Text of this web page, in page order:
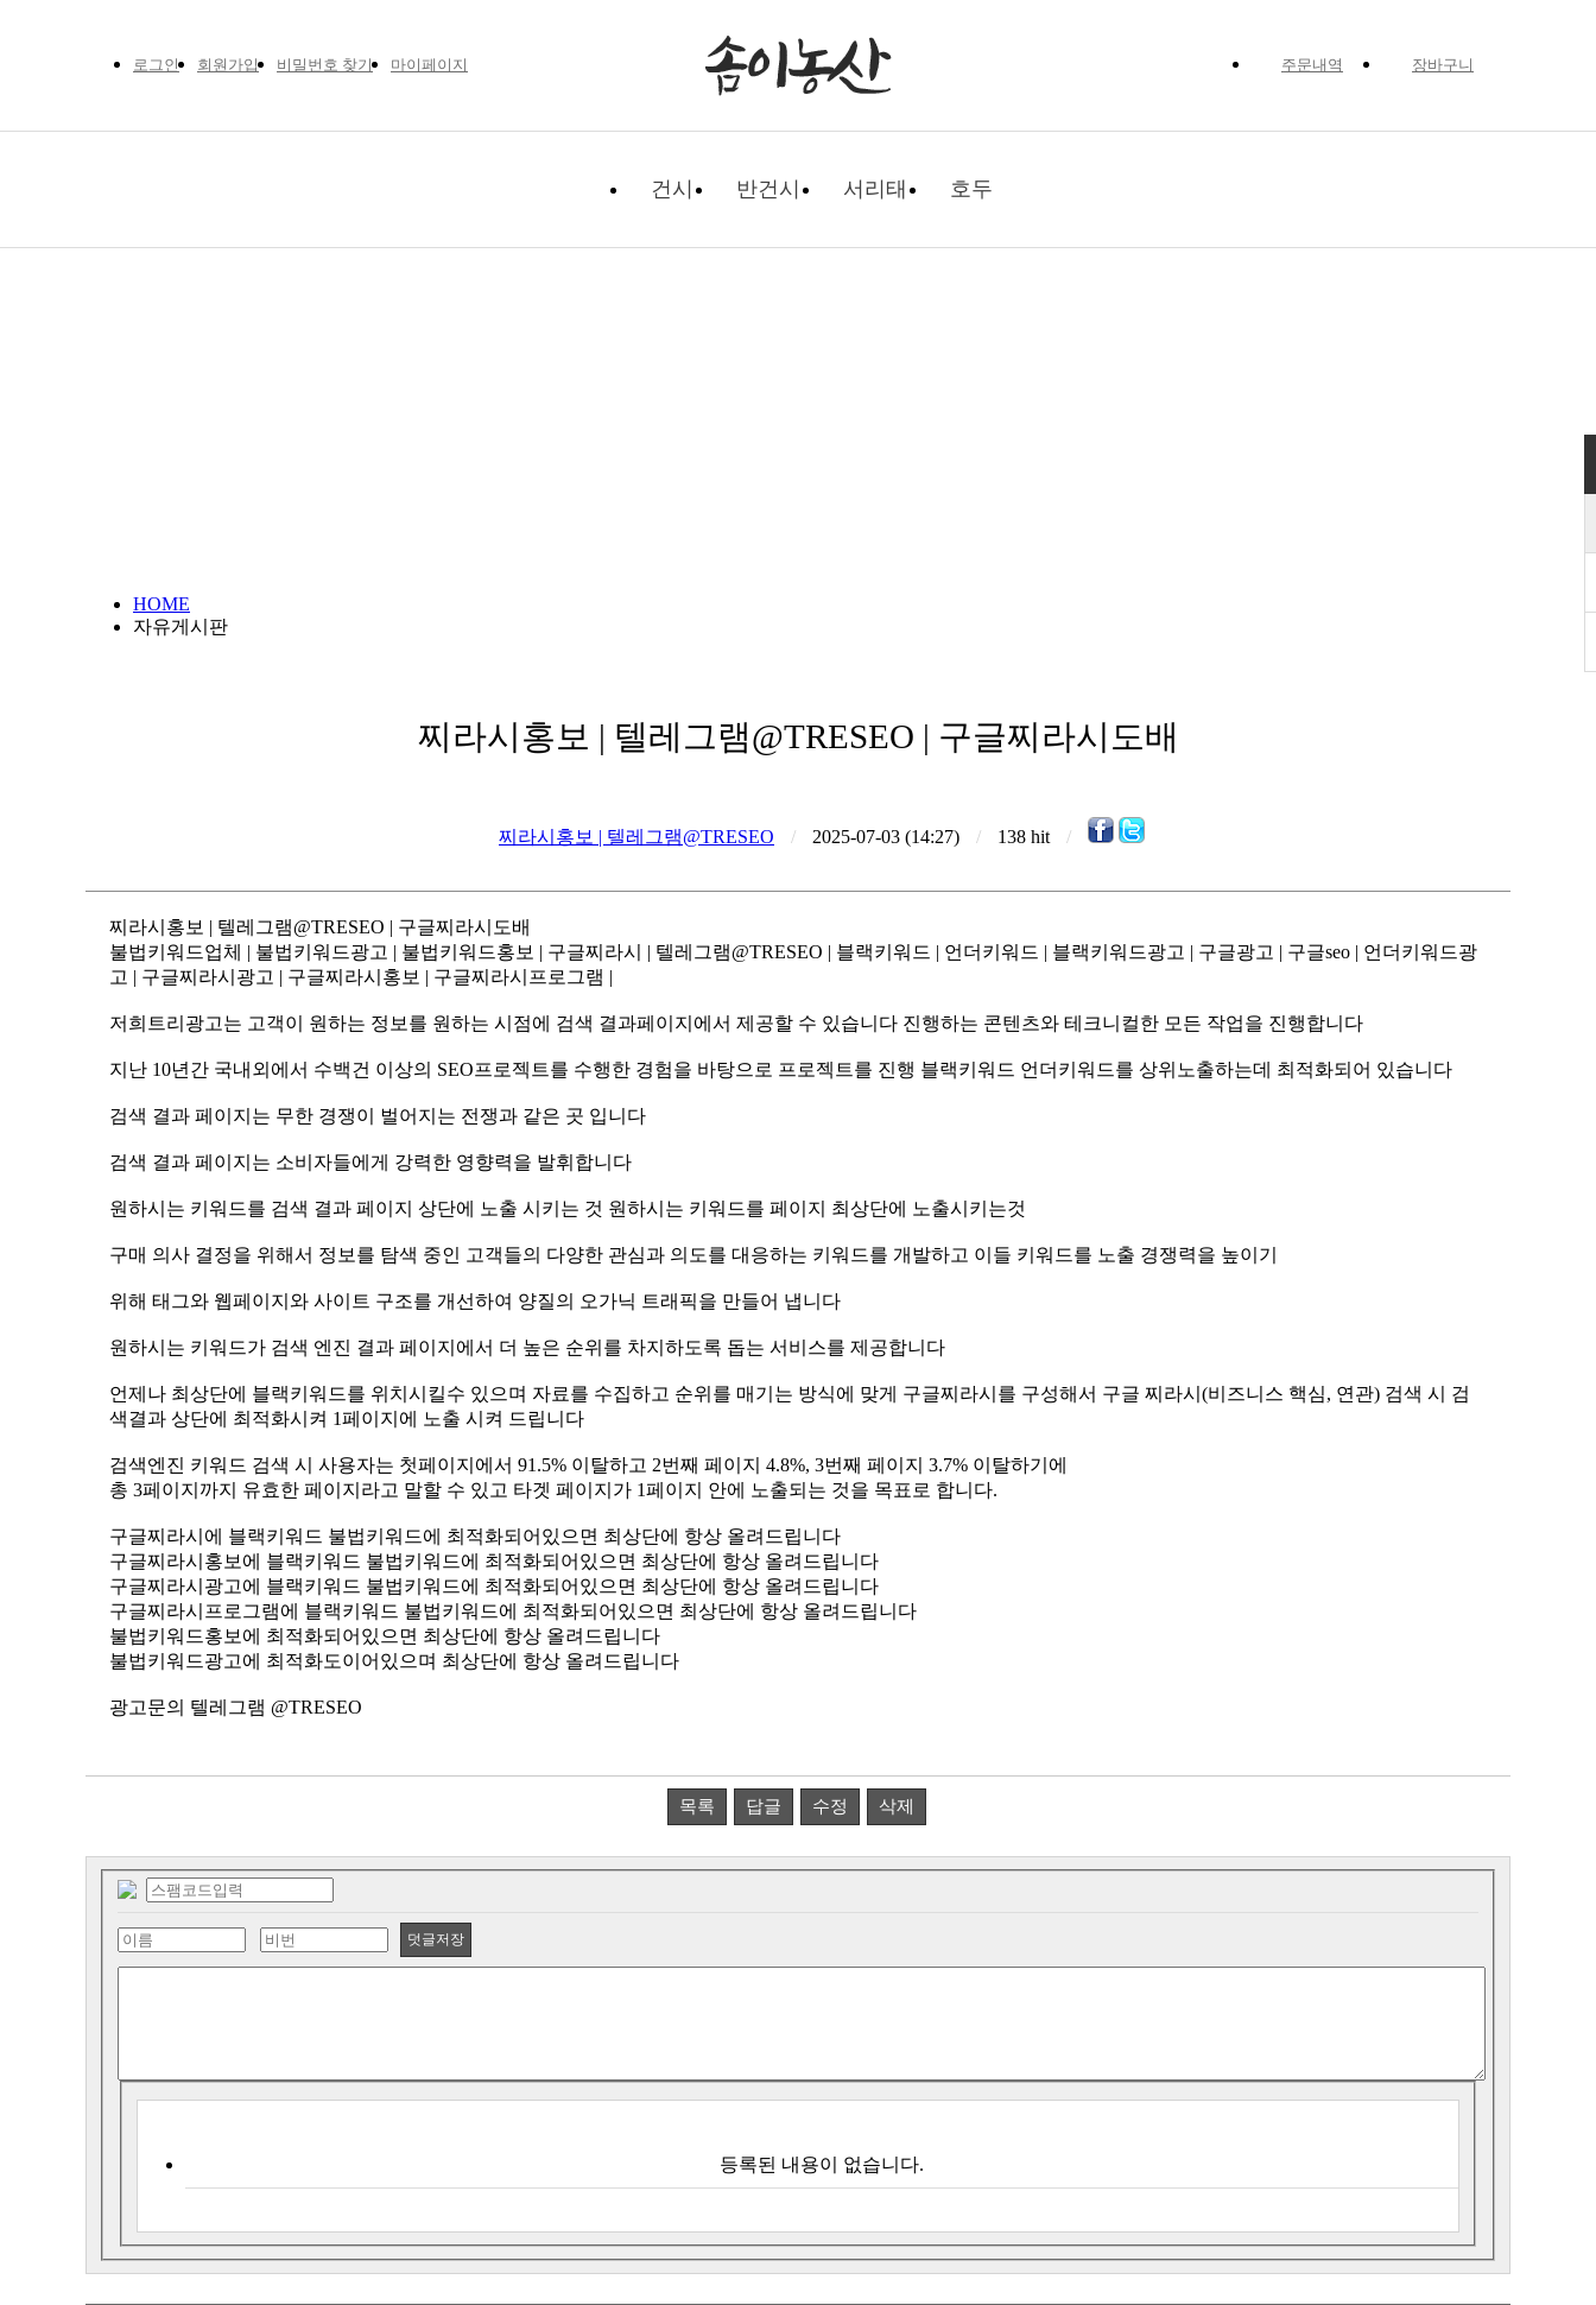
로그인 회원가입 비밀번호 찾기 마이페이지 주문내역 장바구니
건시 반건시 서리태 호두
HOME
자유게시판
찌라시홍보 | 텔레그램@TRESEO | 구글찌라시도배
찌라시홍보 | 텔레그램@TRESEO / 2025-07-03 (14:27) / 138 hit /
찌라시홍보 | 텔레그램@TRESEO | 구글찌라시도배
고 | 구글찌라시광고 | 구글찌라시홍보 | 구글찌라시프로그램 |
저희트리광고는 고객이 원하는 정보를 원하는 시점에 검색 결과페이지에서 제공할 수 있습니다 진행하는 콘텐츠와 테크니컬한 모든 작업을 진행합니다
지난 10년간 국내외에서 수백건 이상의 SEO프로젝트를 수행한 경험을 바탕으로 프로젝트를 진행 블랙키워드 언더키워드를 상위노출하는데 최적화되어 있습니다
검색 결과 페이지는 무한 경쟁이 벌어지는 전쟁과 같은 곳 입니다
검색 결과 페이지는 소비자들에게 강력한 영향력을 발휘합니다
원하시는 키워드를 검색 결과 페이지 상단에 노출 시키는 것 원하시는 키워드를 페이지 최상단에 노출시키는것
구매 의사 결정을 위해서 정보를 탐색 중인 고객들의 다양한 관심과 의도를 대응하는 키워드를 개발하고 이들 키워드를 노출 경쟁력을 높이기
위해 태그와 웹페이지와 사이트 구조를 개선하여 양질의 오가닉 트래픽을 만들어 냅니다
원하시는 키워드가 검색 엔진 결과 페이지에서 더 높은 순위를 차지하도록 돕는 서비스를 제공합니다
색결과 상단에 최적화시켜 1페이지에 노출 시켜 드립니다
검색엔진 키워드 검색 시 사용자는 첫페이지에서 91.5% 이탈하고 2번째 페이지 4.8%, 3번째 페이지 3.7% 이탈하기에
총 3페이지까지 유효한 페이지라고 말할 수 있고 타겟 페이지가 1페이지 안에 노출되는 것을 목표로 합니다.
구글찌라시에 블랙키워드 불법키워드에 최적화되어있으면 최상단에 항상 올려드립니다
구글찌라시홍보에 블랙키워드 불법키워드에 최적화되어있으면 최상단에 항상 올려드립니다
구글찌라시광고에 블랙키워드 불법키워드에 최적화되어있으면 최상단에 항상 올려드립니다
구글찌라시프로그램에 블랙키워드 불법키워드에 최적화되어있으면 최상단에 항상 올려드립니다
불법키워드홍보에 최적화되어있으면 최상단에 항상 올려드립니다
불법키워드광고에 최적화도이어있으며 최상단에 항상 올려드립니다
광고문의 텔레그램 @TRESEO
목록 답글 수정 삭제
덧글저장
등록된 내용이 없습니다.